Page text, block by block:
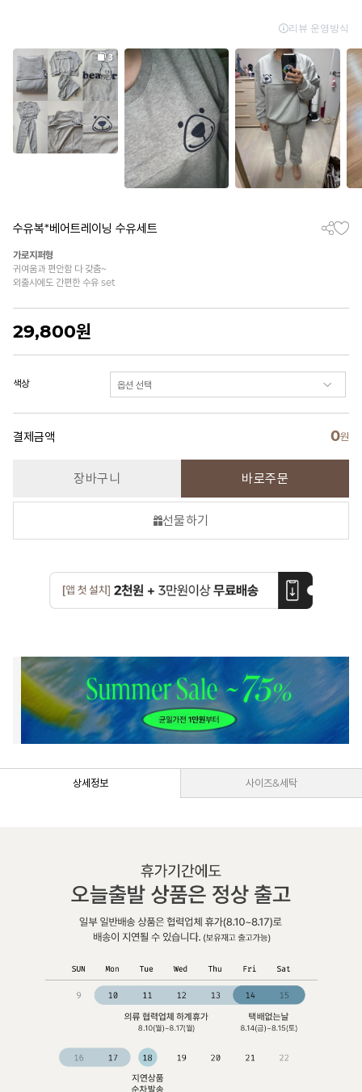
수유복*베어트레이닝 수유세트
가로지퍼형
귀여움과 편안함 다 갖춤~
외출시에도 간편한 수유 set
29,800원
색상
결제금액 0원
장바구니 바로주문
선물하기
상세정보 사이즈&세탁